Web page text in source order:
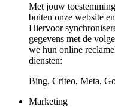
Met jouw
buiten onze website
Hiervoor
gegevens met de
we hun online
diensten:
Bing, Criteo, Meta,
Marketing